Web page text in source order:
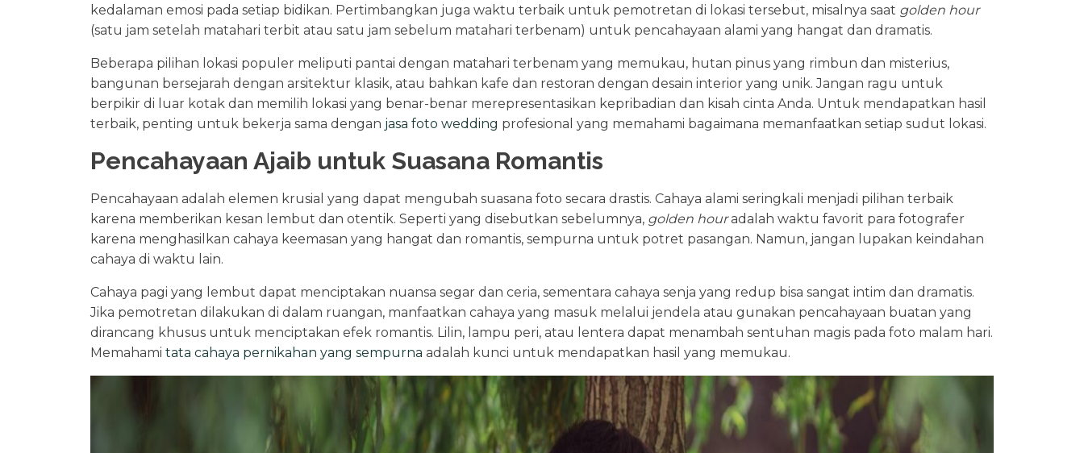
kedalaman emosi pada setiap bidikan. Pertimbangkan juga waktu terbaik untuk pemotretan di lokasi tersebut, misalnya saat golden hour
(satu jam setelah matahari terbit atau satu jam sebelum matahari terbenam) untuk pencahayaan alami yang hangat dan dramatis.
Beberapa pilihan lokasi populer meliputi pantai dengan matahari terbenam yang memukau, hutan pinus yang rimbun dan misterius,
bangunan bersejarah dengan arsitektur klasik, atau bahkan kafe dan restoran dengan desain interior yang unik. Jangan ragu untuk
berpikir di luar kotak dan memilih lokasi yang benar-benar merepresentasikan kepribadian dan kisah cinta Anda. Untuk mendapatkan hasil
terbaik, penting untuk bekerja sama dengan jasa foto wedding profesional yang memahami bagaimana memanfaatkan setiap sudut lokasi.
Pencahayaan Ajaib untuk Suasana Romantis
Pencahayaan adalah elemen krusial yang dapat mengubah suasana foto secara drastis. Cahaya alami seringkali menjadi pilihan terbaik
karena memberikan kesan lembut dan otentik. Seperti yang disebutkan sebelumnya, golden houradalah waktu favorit para fotografer
karena menghasilkan cahaya keemasan yang hangat dan romantis, sempurna untuk potret pasangan. Namun, jangan lupakan keindahan
cahaya di waktu lain.
Cahaya pagi yang lembut dapat menciptakan nuansa segar dan ceria, sementara cahaya senja yang redup bisa sangat intim dan dramatis.
Jika pemotretan dilakukan di dalam ruangan, manfaatkan cahaya yang masuk melalui jendela atau gunakan pencahayaan buatan yang
dirancang khusus untuk menciptakan efek romantis. Lilin, lampu peri, atau lentera dapat menambah sentuhan magis pada foto malam hari.
Memahami tata cahaya pernikahan yang sempurna adalah kunci untuk mendapatkan hasil yang memukau.